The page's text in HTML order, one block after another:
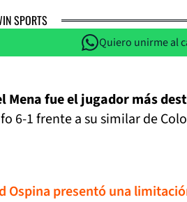
SPORTS
Quiero unirme al
Mena fue el jugador más
6-1 frente a su similar de
Ospina presentó una